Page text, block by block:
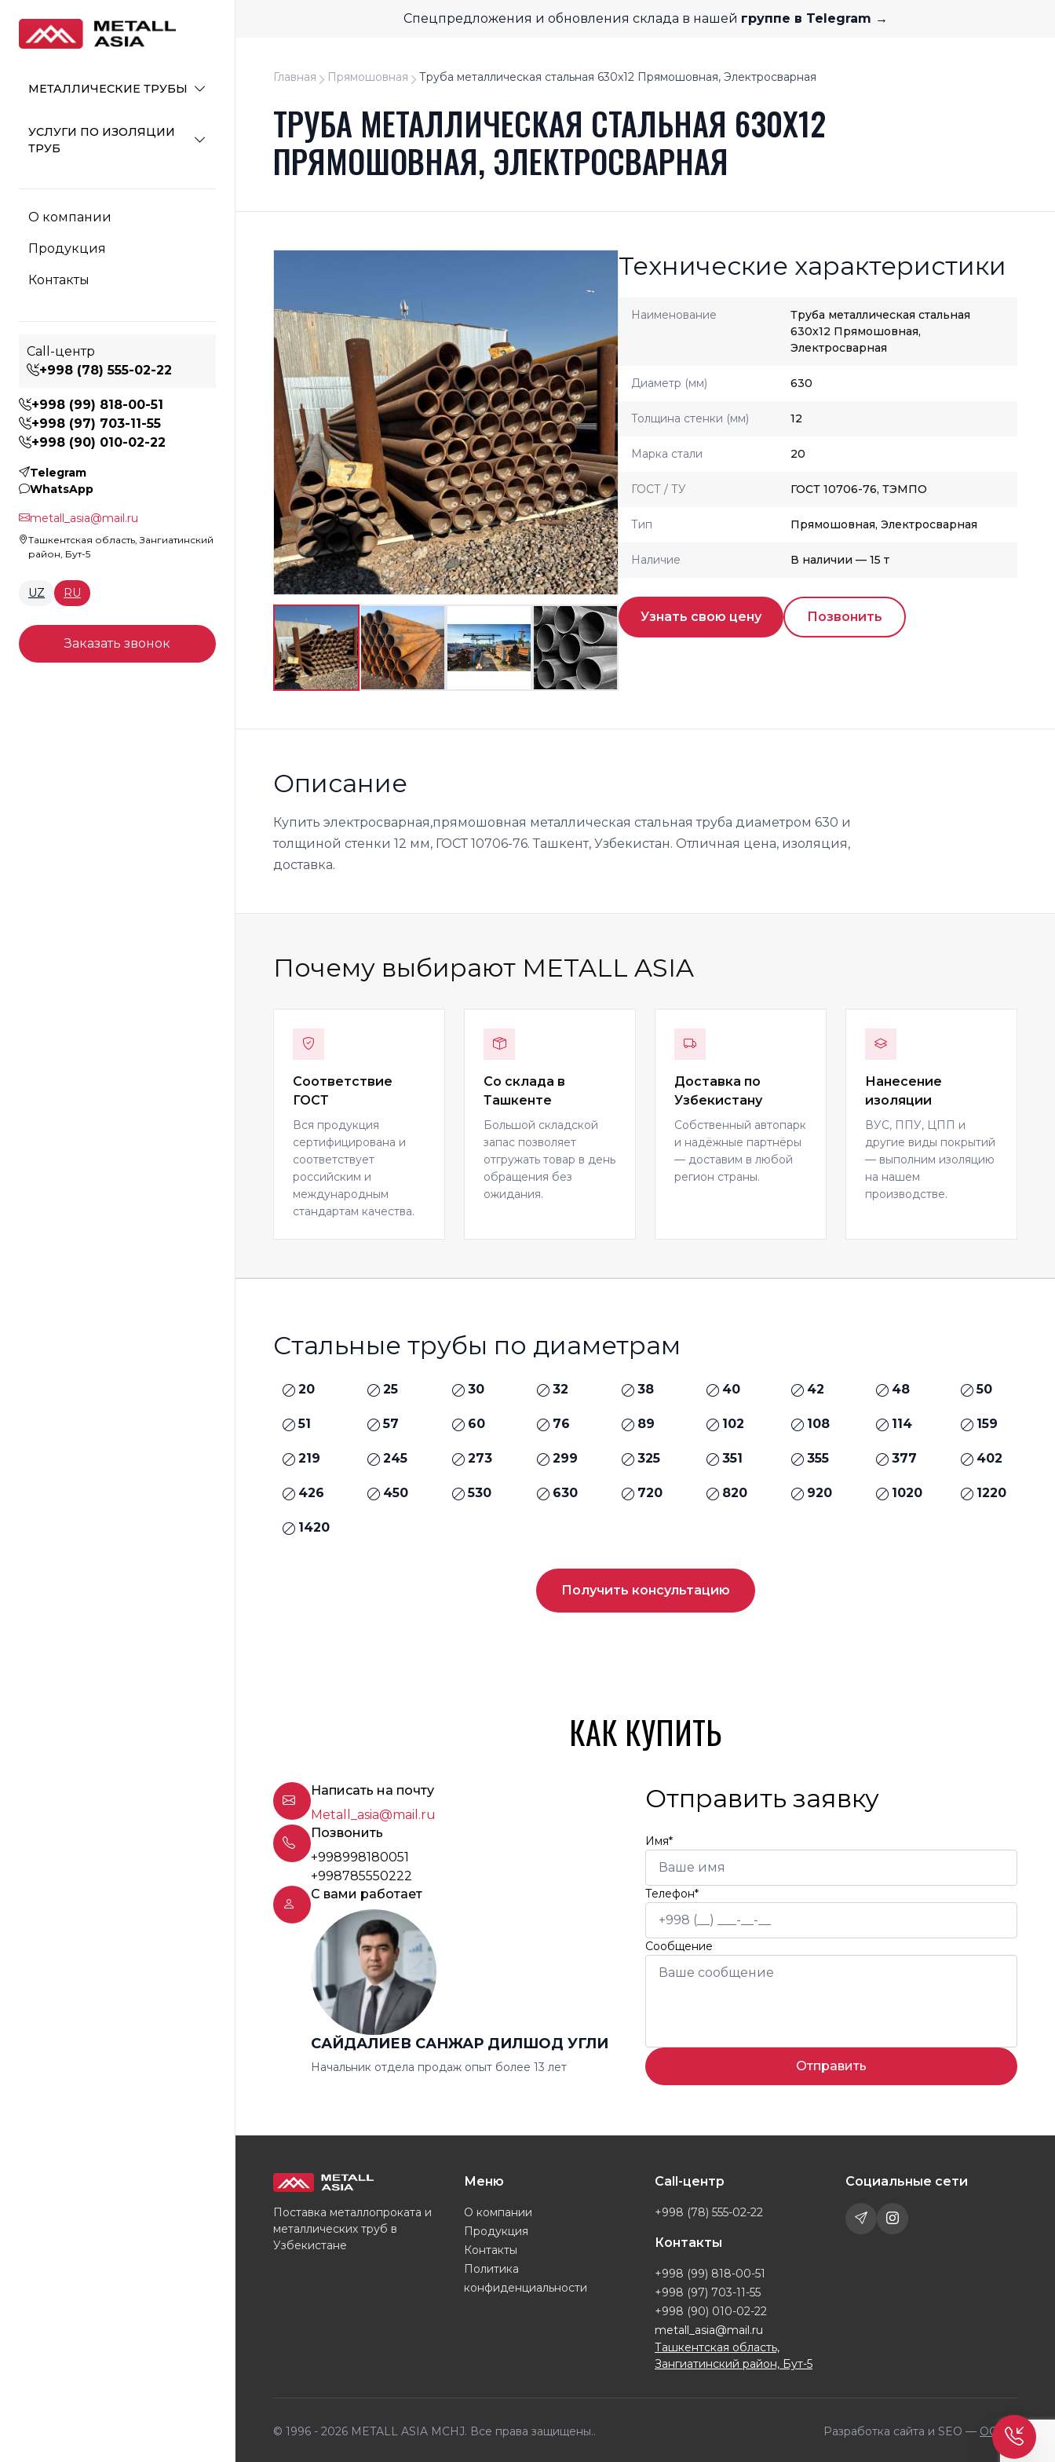
МЕТАЛЛИЧЕСКИЕ ТРУБЫ
УСЛУГИ ПО ИЗОЛЯЦИИ
ТРУБ
О компании
Продукция
Контакты
Call-центр
+998 (78) 555-02-22
+998 (99) 818-00-51
+998 (97) 703-11-55
+998 (90) 010-02-22
Telegram
WhatsApp
metall_asia@mail.ru
Ташкентская область, Зангиатинский
район, Бут-5
UZ RU
Заказать звонок
Спецпредложения и обновления склада в нашей группе в Telegram →
Главная Прямошовная Труба металлическая стальная 630x12 Прямошовная, Электросварная
ТРУБА МЕТАЛЛИЧЕСКАЯ СТАЛЬНАЯ 630X12
ПРЯМОШОВНАЯ, ЭЛЕКТРОСВАРНАЯ
Технические характеристики
Наименование
Труба металлическая стальная
630x12 Прямошовная,
Электросварная
Диаметр (мм) 630
Толщина стенки (мм) 12
Марка стали 20
ГОСТ / ТУ ГОСТ 10706-76, ТЭМПО
Тип Прямошовная, Электросварная
Наличие В наличии — 15 т
Узнать свою цену Позвонить
Описание
Купить электросварная,прямошовная металлическая стальная труба диаметром 630 и
толщиной стенки 12 мм, ГОСТ 10706-76. Ташкент, Узбекистан. Отличная цена, изоляция,
доставка.
Почему выбирают METALL ASIA
Соответствие
ГОСТ
Вся продукция
сертифицирована и
соответствует
российским и
международным
стандартам качества.
Со склада в
Ташкенте
Большой складской
запас позволяет
отгружать товар в день
обращения без
ожидания.
Доставка по
Узбекистану
Собственный автопарк
и надёжные партнёры
— доставим в любой
регион страны.
Нанесение
изоляции
ВУС, ППУ, ЦПП и
другие виды покрытий
— выполним изоляцию
на нашем
производстве.
Стальные трубы по диаметрам
20 25 30 32 38 40 42 48 50
51 57 60 76 89 102 108 114 159
219 245 273 299 325 351 355 377 402
426 450 530 630 720 820 920 1020 1220
1420
Получить консультацию
КАК КУПИТЬ
Написать на почту
Metall_asia@mail.ru
Позвонить
+998998180051
+998785550222
С вами работает
САЙДАЛИЕВ САНЖАР ДИЛШОД УГЛИ
Начальник отдела продаж опыт более 13 лет
Отправить заявку
Имя*
Телефон*
Сообщение
Отправить
Поставка металлопроката и
металлических труб в
Узбекистане
Меню
О компании
Продукция
Контакты
Политика
конфиденциальности
Call-центр
+998 (78) 555-02-22
Контакты
+998 (99) 818-00-51
+998 (97) 703-11-55
+998 (90) 010-02-22
metall_asia@mail.ru
Ташкентская область,
Зангиатинский район, Бут-5
Социальные сети
© 1996 - 2026 METALL ASIA MCHJ. Все права защищены.. Разработка сайта и SEO — OQILA